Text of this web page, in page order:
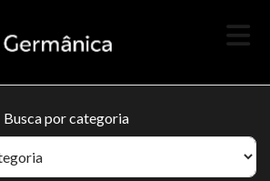
Busca por categoria